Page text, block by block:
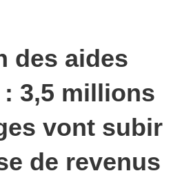
des aides
3,5 millions
vont subir
de revenus